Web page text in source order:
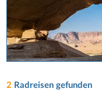
2 Radreisen gefunden